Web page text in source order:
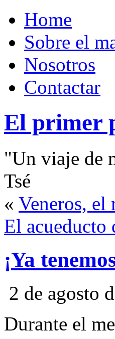
Home
Sobre el
Nosotros
Contactar
El primer
"Un viaje de
Tsé
« Veneros, el
El acueducto
¡Ya
2 de agosto
Durante el